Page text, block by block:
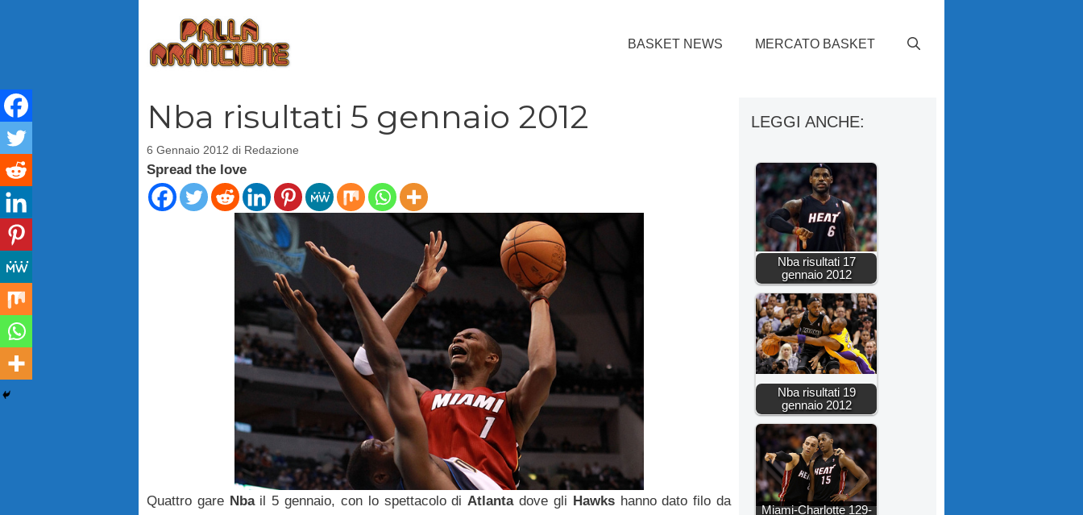
BASKET NEWS MERCATO BASKET
Nba risultati 5 gennaio 2012
6 Gennaio 2012 di Redazione
Spread the love
Quattro gare Nbail 5 gennaio, con lo spettacolo di Atlantadove gli Hawkshanno dato filo da
LEGGI ANCHE:
Nba risultati 17
gennaio 2012
Nba risultati 19
gennaio 2012
Miami-Charlotte 129-